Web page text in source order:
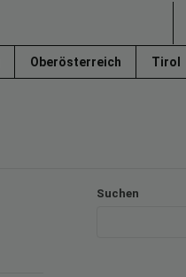
Oberösterreich Tirol
Suchen